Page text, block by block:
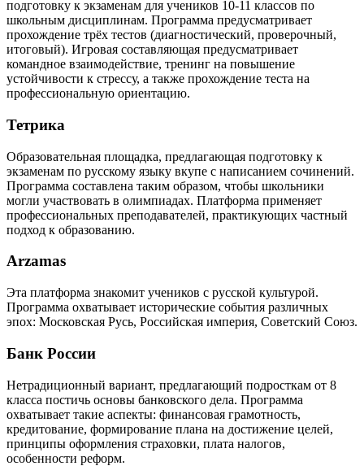
подготовку к экзаменам для учеников 10-11 классов по
школьным дисциплинам. Программа предусматривает
прохождение трёх тестов (диагностический, проверочный,
итоговый). Игровая составляющая предусматривает
командное взаимодействие, тренинг на повышение
устойчивости к стрессу, а также прохождение теста на
профессиональную ориентацию.
Тетрика
Образовательная площадка, предлагающая подготовку к
экзаменам по русскому языку вкупе с написанием сочинений.
Программа составлена таким образом, чтобы школьники
могли участвовать в олимпиадах. Платформа применяет
профессиональных преподавателей, практикующих частный
подход к образованию.
Arzamas
Эта платформа знакомит учеников с русской культурой.
Программа охватывает исторические события различных
эпох: Московская Русь, Российская империя, Советский Союз.
Банк России
Нетрадиционный вариант, предлагающий подросткам от 8
класса постичь основы банковского дела. Программа
охватывает такие аспекты: финансовая грамотность,
кредитование, формирование плана на достижение целей,
принципы оформления страховки, плата налогов,
особенности реформ.